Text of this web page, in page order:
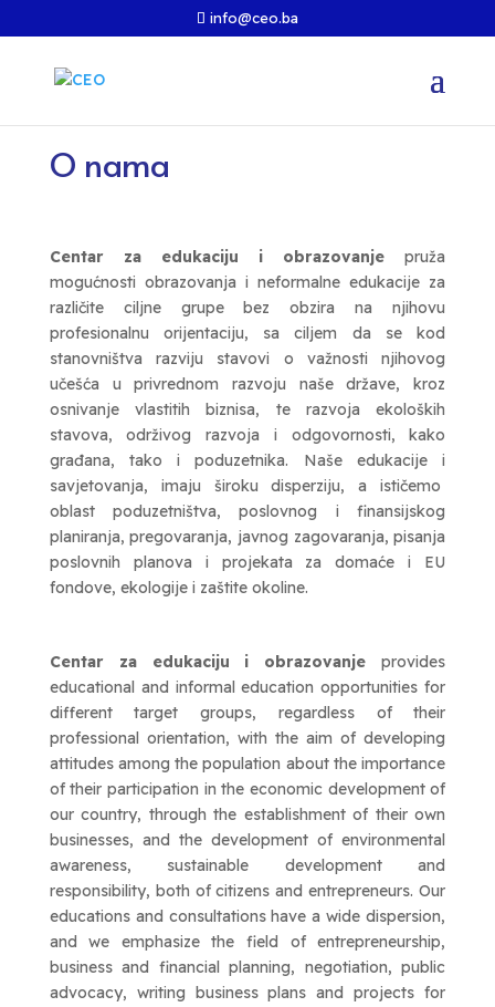
info@ceo.ba
O nama
Centar za edukaciju i obrazovanje
pruža
mogućnosti obrazovanja i neformalne edukacije za
različite ciljne grupe bez obzira na njihovu
profesionalnu orijentaciju, sa ciljem da se kod
stanovništva razviju stavovi o važnosti njihovog
učešća u privrednom razvoju naše države, kroz
osnivanje vlastitih biznisa, te razvoja ekoloških
stavova, održivog razvoja i odgovornosti, kako
građana, tako i poduzetnika. Naše edukacije i
savjetovanja, imaju široku disperziju, a ističemo
oblast poduzetništva, poslovnog i finansijskog
planiranja, pregovaranja, javnog zagovaranja, pisanja
poslovnih planova i projekata za domaće i EU
fondove, ekologije i zaštite okoline.
Centar za edukaciju i obrazovanje
provides
educational and informal education opportunities for
different target groups, regardless of their
professional orientation, with the aim of developing
attitudes among the population about the importance
of their participation in the economic development of
our country, through the establishment of their own
businesses, and the development of environmental
awareness, sustainable development and
responsibility, both of citizens and entrepreneurs. Our
educations and consultations have a wide dispersion,
and we emphasize the field of entrepreneurship,
business and financial planning, negotiation, public
advocacy, writing business plans and projects for